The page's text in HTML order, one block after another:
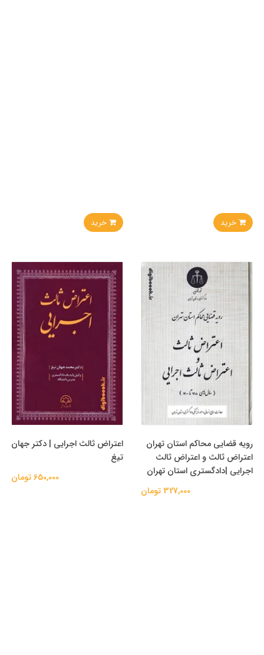
خرید خرید
رویه قضایی محاکم استان تهران
اعتراض ثالث و اعتراض ثالث
اجرایی |دادگستری استان تهران
327,000 تومان
اعتراض ثالث اجرایی | دکتر جهان
تیغ
650,000 تومان